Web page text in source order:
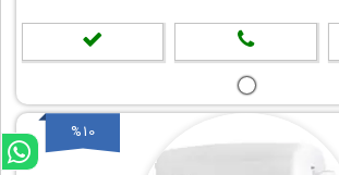
%10